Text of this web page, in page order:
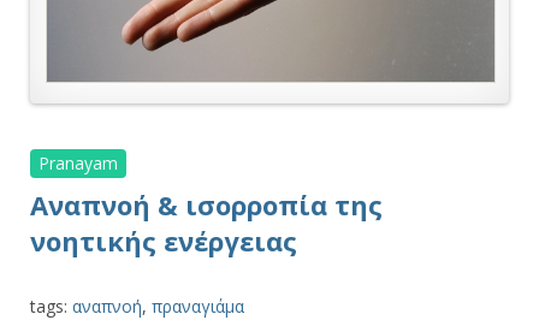
Pranayam
Αναπνοή & ισορροπία της
νοητικής ενέργειας
tags: αναπνοή, πραναγιάμα